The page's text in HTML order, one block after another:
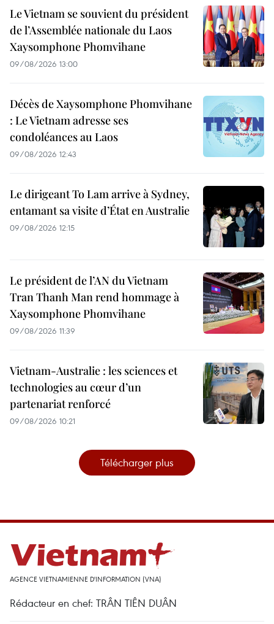
Le Vietnam se souvient du président
de l’Assemblée nationale du Laos
Xaysomphone Phomvihane
09/08/2026 13:00
Décès de Xaysomphone Phomvihane
: Le Vietnam adresse ses
condoléances au Laos
09/08/2026 12:43
Le dirigeant To Lam arrive à Sydney,
entamant sa visite d’État en Australie
09/08/2026 12:15
Le président de l’AN du Vietnam
Tran Thanh Man rend hommage à
Xaysomphone Phomvihane
09/08/2026 11:39
Vietnam-Australie : les sciences et
technologies au cœur d’un
partenariat renforcé
09/08/2026 10:21
Télécharger plus
AGENCE VIETNAMIENNE D'INFORMATION (VNA)
Rédacteur en chef: TRÂN TIÊN DUÂN